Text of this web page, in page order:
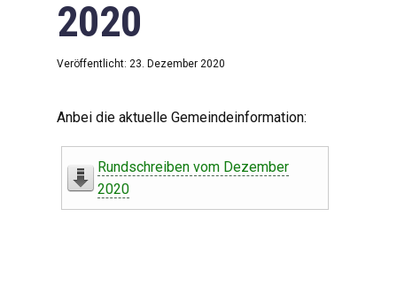
2020
Veröffentlicht: 23. Dezember 2020
Anbei die aktuelle Gemeindeinformation:
Rundschreiben vom Dezember
2020